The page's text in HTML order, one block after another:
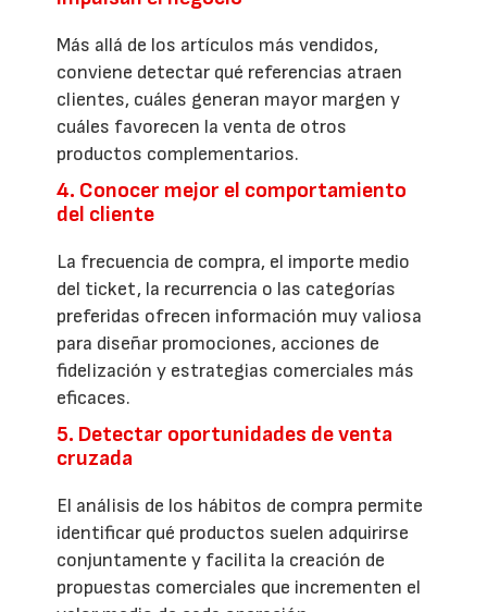
Más allá de los artículos más vendidos,
conviene detectar qué referencias atraen
clientes, cuáles generan mayor margen y
cuáles favorecen la venta de otros
productos complementarios.
4. Conocer mejor el comportamiento
del cliente
La frecuencia de compra, el importe medio
del ticket, la recurrencia o las categorías
preferidas ofrecen información muy valiosa
para diseñar promociones, acciones de
fidelización y estrategias comerciales más
eficaces.
5. Detectar oportunidades de venta
cruzada
El análisis de los hábitos de compra permite
identificar qué productos suelen adquirirse
conjuntamente y facilita la creación de
propuestas comerciales que incrementen el